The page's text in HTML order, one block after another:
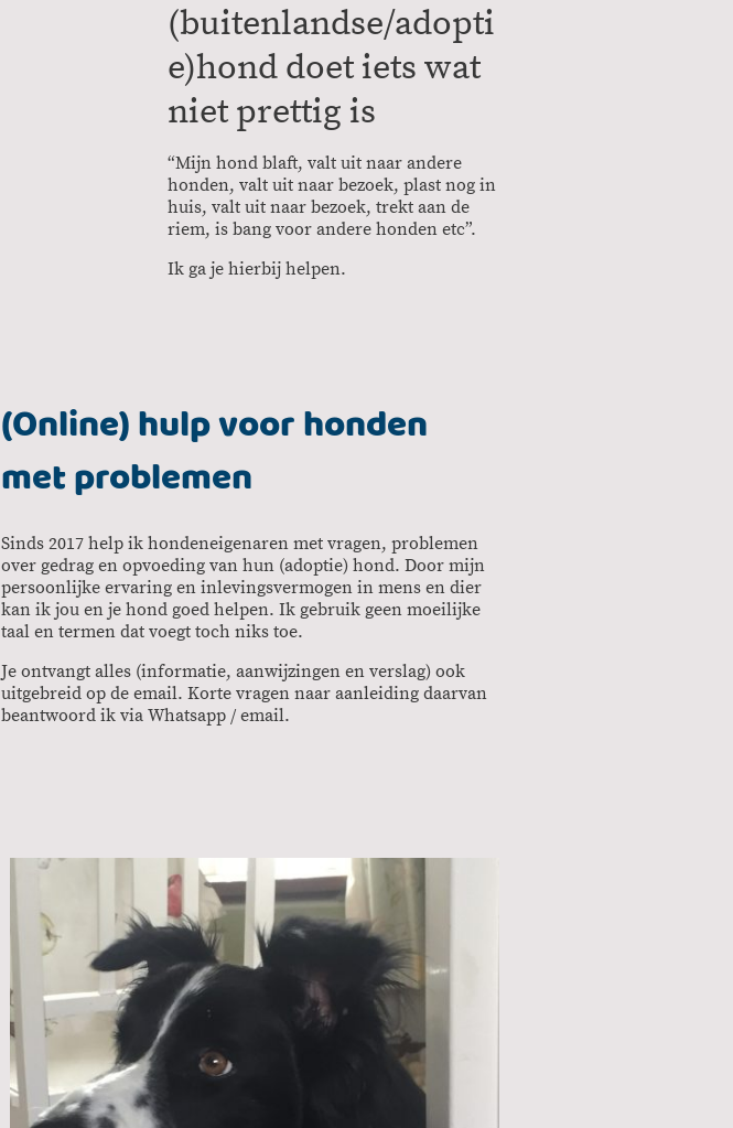
(buitenlandse/adopti
e)hond doet iets wat
niet prettig is
“Mijn hond blaft, valt uit naar andere
honden, valt uit naar bezoek, plast nog in
huis, valt uit naar bezoek, trekt aan de
riem, is bang voor andere honden etc”.
Ik ga je hierbij helpen.
(Online) hulp voor honden
met problemen
Sinds 2017 help ik hondeneigenaren met vragen, problemen
over gedrag en opvoeding van hun (adoptie) hond. Door mijn
persoonlijke ervaring en inlevingsvermogen in mens en dier
kan ik jou en je hond goed helpen. Ik gebruik geen moeilijke
taal en termen dat voegt toch niks toe.
Je ontvangt alles (informatie, aanwijzingen en verslag) ook
uitgebreid op de email. Korte vragen naar aanleiding daarvan
beantwoord ik via Whatsapp / email.